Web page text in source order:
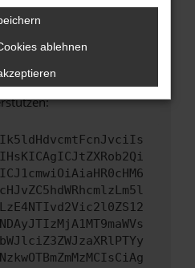
Webseitenbetreiber.
Schritte versucht
bitte. Wir werden
zu beheben. Du kannst
um uns bei der
ablehnen